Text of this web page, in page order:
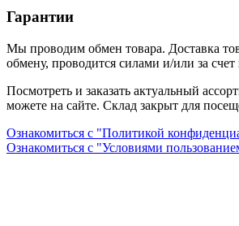
Гарантии
Мы проводим обмен товара. Доставка
обмену, проводится силами и/или за счет
Посмотреть и заказать актуальный
можете на сайте. Склад закрыт для
Ознакомиться с "Политикой
Ознакомиться с "Условиями